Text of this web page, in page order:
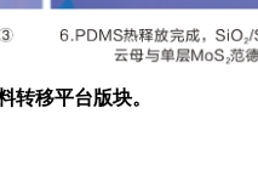
转移平台版块。